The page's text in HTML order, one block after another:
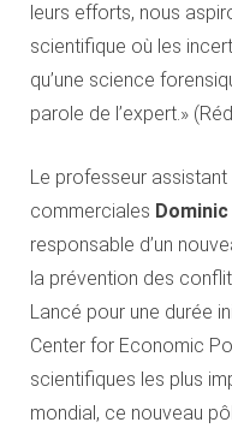
leurs efforts, nous
scientifique où les
qu’une science
parole de l’expert.»
Le professeur
commerciales
responsable d’un
la prévention des
Lancé pour une durée
Center for Economic
scientifiques les plus
mondial, ce nouveau